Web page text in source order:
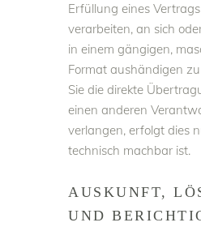
Erfüllung eines
verarbeiten, an sich
in einem gängigen,
Format aushändigen
Sie die direkte
einen anderen
verlangen, erfolgt dies
technisch machbar ist.
AUSKUNFT,
UND